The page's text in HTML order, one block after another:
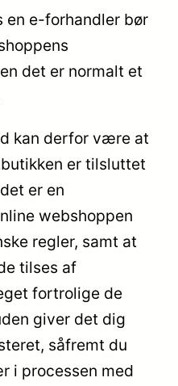
en e-forhandler bør
det er normalt et
kan derfor være at
er tilsluttet
er en
webshoppen
regler, samt at
tilses af
fortrolige de
giver det dig
såfremt du
i processen med